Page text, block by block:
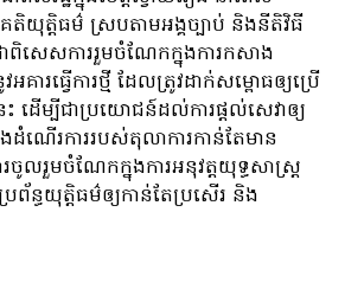
យុត្តិធម៌ ស្របតាមអង្គច្បាប់ និងនីតិវិធី
សេសការរួមចំណែកក្នុងការកសាង
ារធ្វើការថ្មី ដែលត្រូវដាក់សម្ពោធឲ្យប្រើ
េះ ដើម្បីជាប្រយោជន៍ដល់ការផ្តល់សេវាឲ្យ
ដំណើរការរបស់តុលាការកាន់តែមាន
ចូលរួមចំណែកក្នុងការអនុវត្តយុទ្ធសាស្រ្ត
ព័ន្ធយុត្តិធម៌ឲ្យកាន់តែប្រសើរ និង